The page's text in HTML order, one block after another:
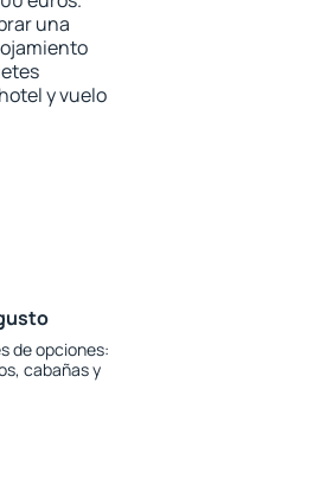
una
y vuelo
de opciones:
cabañas y